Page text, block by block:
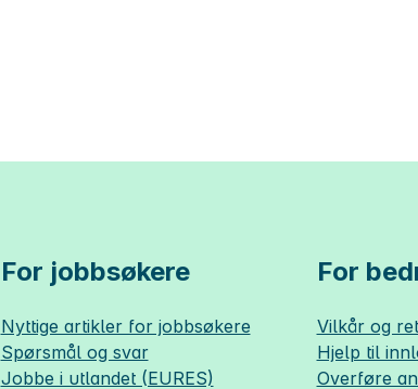
For jobbsøkere
Nyttige artikler for jobbsøkere
Spørsmål og svar
Jobbe i utlandet (EURES)
For
Vilkår og
Hjelp til
Overføre